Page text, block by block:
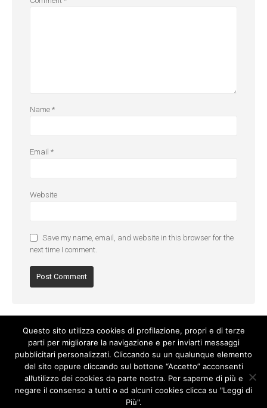
Name *
Email *
Website
Save my name, email, and website in this browser for the
next time I comment.
Questo sito utilizza cookies di profilazione, propri e di terze
parti per migliorare la navigazione e per inviarti messaggi
pubblicitari personalizzati. Cliccando su un qualunque elemento
del sito oppure cliccando sul bottone “Accetto” acconsenti
all’utilizzo dei cookies da parte nostra. Per saperne di più e
negare il consenso a tutti o ad alcuni cookies clicca su "Leggi di
Più".